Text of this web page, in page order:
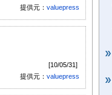
提供元： valuepress
[10/05/31]
提供元： valuepress